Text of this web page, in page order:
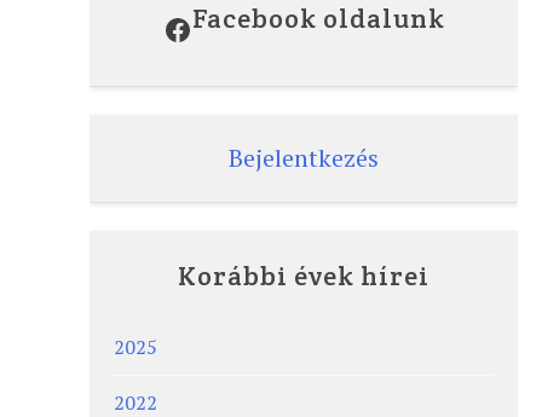
Facebook
Facebook oldalunk
Bejelentkezés
Korábbi évek hírei
2025
2022